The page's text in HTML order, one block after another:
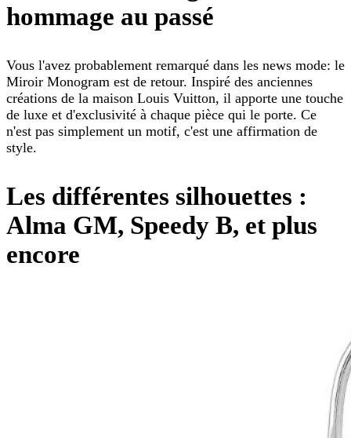
hommage au passé
Vous l'avez probablement remarqué dans les news mode: le
Miroir Monogram est de retour. Inspiré des anciennes
créations de la maison Louis Vuitton, il apporte une touche
de luxe et d'exclusivité à chaque pièce qui le porte. Ce
n'est pas simplement un motif, c'est une affirmation de
style.
Les différentes silhouettes :
Alma GM, Speedy B, et plus
encore